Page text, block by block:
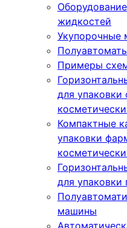
жидкостей
Укупорочные
Примеры
для упаковки
Компактные
упаковки
для
машины